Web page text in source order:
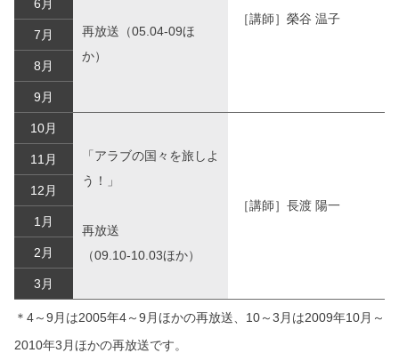
再放送（05.04-09ほ
か）
［講師］榮谷 温子
6月
7月
8月
9月
10月
「アラブの国々を旅しよ
う！」
再放送
（09.10-10.03ほか）
［講師］長渡 陽一
11月
12月
1月
2月
3月
＊4～9月は2005年4～9月ほかの再放送、10～3月は2009年10月～
2010年3月ほかの再放送です。